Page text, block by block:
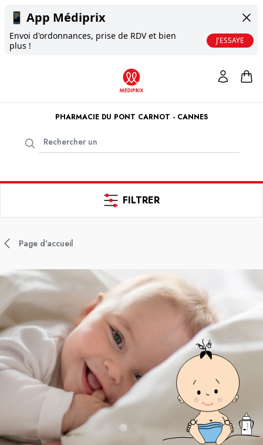
📱 App Médiprix
Envoi d'ordonnances, prise de RDV et bien
plus !
J'ESSAYE
PHARMACIE DU PONT CARNOT - CANNES
FILTRER
Page d'accueil